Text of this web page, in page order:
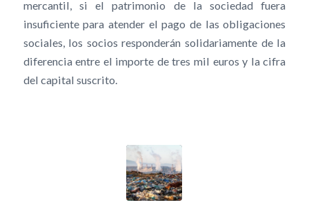
mercantil, si el patrimonio de la sociedad fuera
insuficiente para atender el pago de las obligaciones
sociales, los socios responderán solidariamente de la
diferencia entre el importe de tres mil euros y la cifra
del capital suscrito.